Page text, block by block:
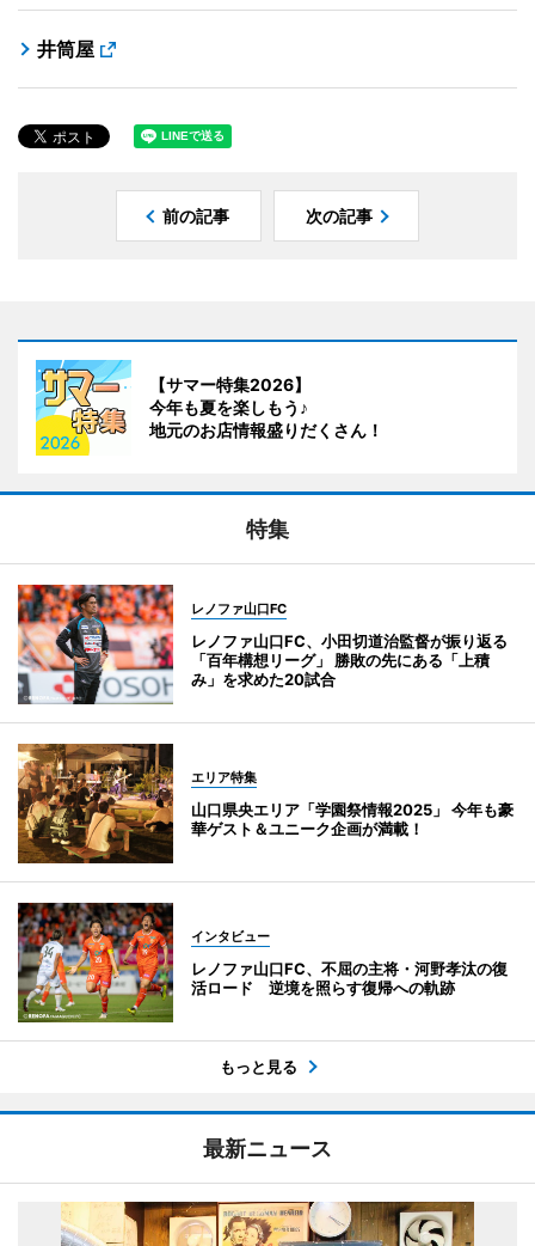
井筒屋
前の記事 次の記事
【サマー特集2026】
今年も夏を楽しもう♪
地元のお店情報盛りだくさん！
特集
レノファ山口FC
レノファ山口FC、小田切道治監督が振り返る
「百年構想リーグ」 勝敗の先にある「上積
み」を求めた20試合
エリア特集
山口県央エリア「学園祭情報2025」 今年も豪
華ゲスト＆ユニーク企画が満載！
インタビュー
レノファ山口FC、不屈の主将・河野孝汰の復
活ロード 逆境を照らす復帰への軌跡
もっと見る
最新ニュース